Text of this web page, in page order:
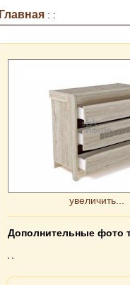
Главная : :
увеличить...
Дополнительные фото